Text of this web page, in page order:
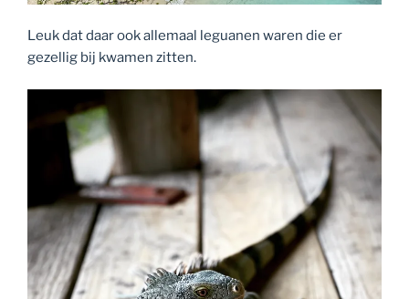
Leuk dat daar ook allemaal leguanen waren die er
gezellig bij kwamen zitten.